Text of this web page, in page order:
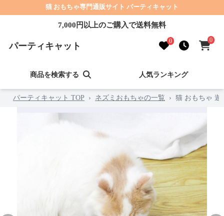
猫 おもちゃ専門通販サイト パーティキャット
7,000円以上のご購入で送料無料
パーティキャット 0 0
商品を検索する 人気ランキング
パーティキャット TOP › ネズミおもちゃの一覧 › 猫 おもちゃ 遊